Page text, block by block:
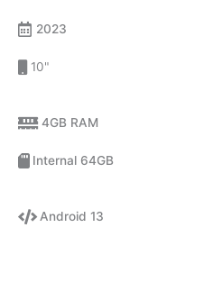
2023
10"
4GB RAM
Internal 64GB
Android 13